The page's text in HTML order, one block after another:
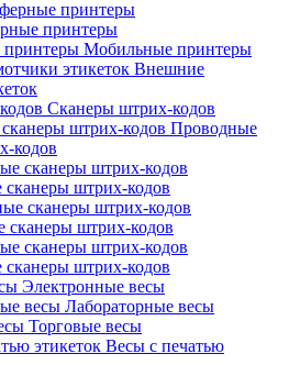
принтеры
Мобильные принтеры
Внешние
Сканеры штрих-кодов
Проводные
кодов
сканеры штрих-кодов
сканеры штрих-кодов
сканеры штрих-кодов
Электронные весы
Лабораторные весы
Торговые весы
Весы с печатью